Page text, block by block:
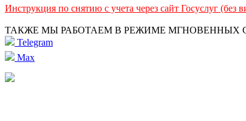
Инструкция по снятию с учета через сайт Госуслуг (без
ТАКЖЕ МЫ РАБОТАЕМ В РЕЖИМЕ МГНОВЕННЫХ
Telegram
Max